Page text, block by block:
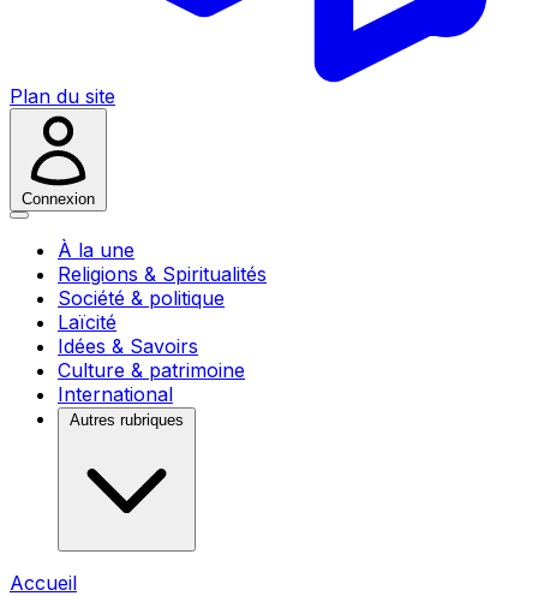
Plan du site
Connexion
À la une
Religions & Spiritualités
Société & politique
Laïcité
Idées & Savoirs
Culture & patrimoine
International
Autres rubriques
Accueil